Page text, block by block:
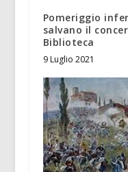
Pomeriggio
salvano il
Biblioteca
9 Luglio 2021